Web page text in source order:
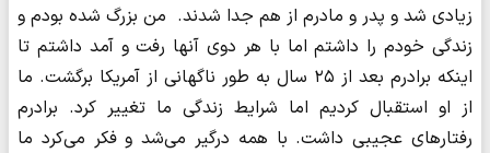
زیادی شد و پدر و مادرم از هم جدا شدند. من بزرگ شده بودم و
زندگی خودم را داشتم اما با هر دوی آنها رفت و آمد داشتم تا
اینکه برادرم بعد از ۲۵ سال به طور ناگهانی از آمریکا برگشت. ما
از او استقبال کردیم اما شرایط زندگی ما تغییر کرد. برادرم
رفتارهای عجیبی داشت. با همه درگیر می‌شد و فکر می‌کرد ما